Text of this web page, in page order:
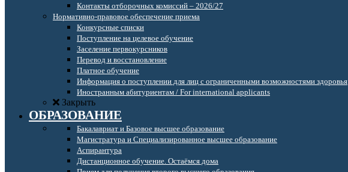
Контакты отборочных комиссий – 2026/27
Нормативно-правовое обеспечение приема
Конкурсные списки
Поступление на целевое обучение
Заселение первокурсников
Перевод и восстановление
Платное обучение
Информация о поступлении для лиц с ограниченными возможностями здоровья
Иностранным абитуриентам / For international applicants
Закрыть
ОБРАЗОВАНИЕ
Бакалавриат и Базовое высшее образование
Магистратура и Специализированное высшее образование
Аспирантура
Дистанционное обучение. Остаёмся дома